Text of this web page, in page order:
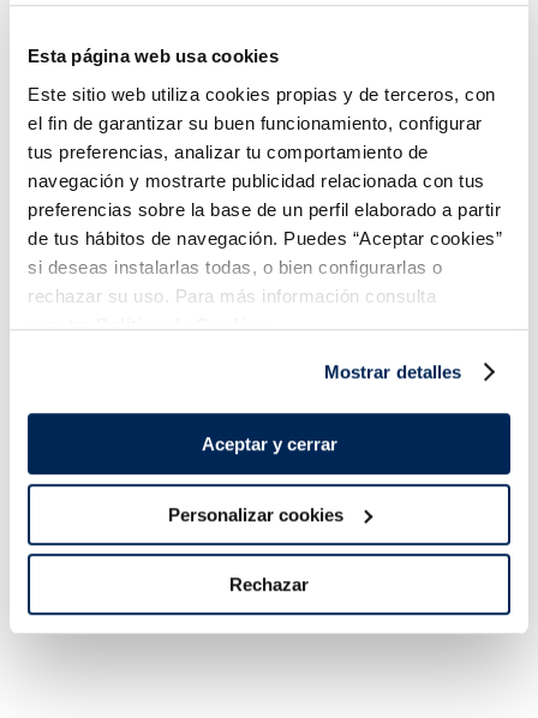
Esta página web usa cookies
Este sitio web utiliza cookies propias y de terceros, con
el fin de garantizar su buen funcionamiento, configurar
tus preferencias, analizar tu comportamiento de
navegación y mostrarte publicidad relacionada con tus
preferencias sobre la base de un perfil elaborado a partir
de tus hábitos de navegación. Puedes “Aceptar cookies”
si deseas instalarlas todas, o bien configurarlas o
rechazar su uso. Para más información consulta
nuestraPolítica de Cookies.
Mostrar detalles
Aceptar y cerrar
Personalizar cookies
Rechazar
Magnum mini
Almendrado
Añadir
Magnum mini Classic
surtido 8 unidades
4,99 €
ml
Añadir